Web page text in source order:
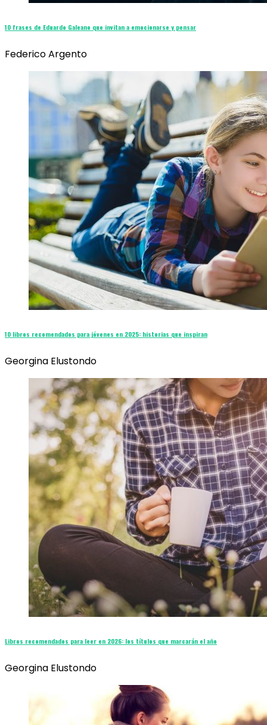
10 frases de Eduardo Galeano que invitan a emocionarse y pensar
Federico Argento
10 libros recomendados para jóvenes en 2025: historias que inspiran
Georgina Elustondo
Libros recomendados para leer en 2026: los títulos que marcarán el año
Georgina Elustondo